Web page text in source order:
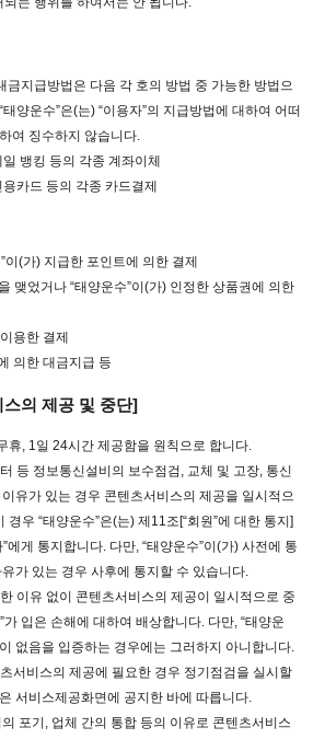
금지급방법은 다음 각 호의 방법 중 가능한 방법으
양운수”은(는) “이용자”의 지급방법에 대하여 어떠
여 징수하지 않습니다.
뱅킹 등의 각종 계좌이체
카드 등의 각종 카드결제
이(가) 지급한 포인트에 의한 결제
맺었거나 “태양운수”이(가) 인정한 상품권에 의한
용한 결제
의한 대금지급 등
의 제공 및 중단]
, 1일 24시간 제공함을 원칙으로 합니다.
등 정보통신설비의 보수점검, 교체 및 고장, 통신
유가 있는 경우 콘텐츠서비스의 제공을 일시적으
경우 “태양운수”은(는) 제11조[“회원”에 대한 통지]
에게 통지합니다. 다만, “태양운수”이(가) 사전에 통
가 있는 경우 사후에 통지할 수 있습니다.
이유 없이 콘텐츠서비스의 제공이 일시적으로 중
가 입은 손해에 대하여 배상합니다. 다만, “태양운
없음을 입증하는 경우에는 그러하지 아니합니다.
서비스의 제공에 필요한 경우 정기점검을 실시할
서비스제공화면에 공지한 바에 따릅니다.
포기, 업체 간의 통합 등의 이유로 콘텐츠서비스